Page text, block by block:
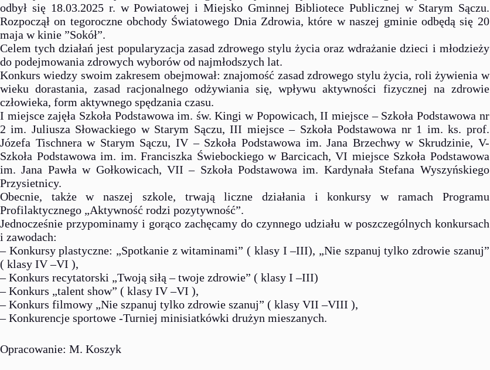
odbył się 18.03.2025 r. w Powiatowej i Miejsko Gminnej Bibliotece Publicznej w Starym Sączu.
Rozpoczął on tegoroczne obchody Światowego Dnia Zdrowia, które w naszej gminie odbędą się 20
maja w kinie ”Sokół”.
Celem tych działań jest popularyzacja zasad zdrowego stylu życia oraz wdrażanie dzieci i młodzieży
do podejmowania zdrowych wyborów od najmłodszych lat.
Konkurs wiedzy swoim zakresem obejmował: znajomość zasad zdrowego stylu życia, roli żywienia w
wieku dorastania, zasad racjonalnego odżywiania się, wpływu aktywności fizycznej na zdrowie
człowieka, form aktywnego spędzania czasu.
I miejsce zajęła Szkoła Podstawowa im. św. Kingi w Popowicach, II miejsce – Szkoła Podstawowa nr
2 im. Juliusza Słowackiego w Starym Sączu, III miejsce – Szkoła Podstawowa nr 1 im. ks. prof.
Józefa Tischnera w Starym Sączu, IV – Szkoła Podstawowa im. Jana Brzechwy w Skrudzinie, V-
Szkoła Podstawowa im. im. Franciszka Świebockiego w Barcicach, VI miejsce Szkoła Podstawowa
im. Jana Pawła w Gołkowicach, VII – Szkoła Podstawowa im. Kardynała Stefana Wyszyńskiego
Przysietnicy.
Obecnie, także w naszej szkole, trwają liczne działania i konkursy w ramach Programu
Profilaktycznego „Aktywność rodzi pozytywność”.
Jednocześnie przypominamy i gorąco zachęcamy do czynnego udziału w poszczególnych konkursach
i zawodach:
– Konkursy plastyczne: „Spotkanie z witaminami” ( klasy I –III), „Nie szpanuj tylko zdrowie szanuj”
( klasy IV –VI ),
– Konkurs recytatorski „Twoją siłą – twoje zdrowie” ( klasy I –III)
– Konkurs „talent show” ( klasy IV –VI ),
– Konkurs filmowy „Nie szpanuj tylko zdrowie szanuj” ( klasy VII –VIII ),
– Konkurencje sportowe -Turniej minisiatkówki drużyn mieszanych.
Opracowanie: M. Koszyk